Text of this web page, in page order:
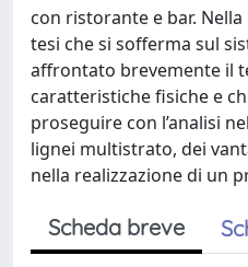
con ristorante e bar.
tesi che si sofferma sul
affrontato brevemente il
caratteristiche fisiche e
proseguire con l’analisi
lignei multistrato, dei
nella realizzazione di un
Scheda breve